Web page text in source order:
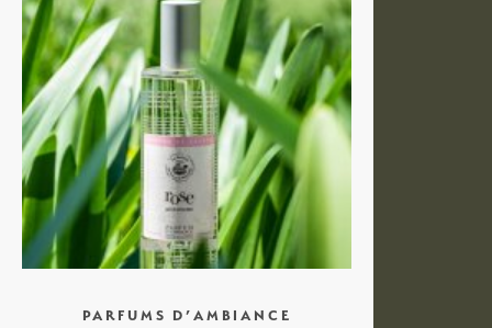
PARFUMS D’AMBIANCE